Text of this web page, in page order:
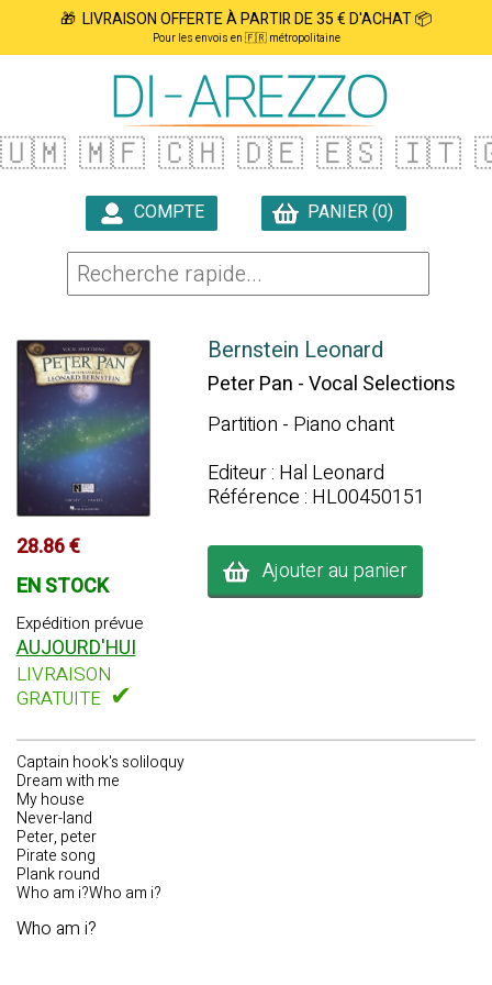
🎁 LIVRAISON OFFERTE À PARTIR DE 35 € D'ACHAT 📦
Pour les envois en 🇫🇷 métropolitaine
🇺🇲 🇲🇫 🇨🇭 🇩🇪 🇪🇸 🇮🇹
COMPTE
PANIER (0)
28.86 €
EN STOCK
Expédition prévue
AUJOURD'HUI
LIVRAISON
GRATUITE ✔
Bernstein Leonard
Peter Pan - Vocal Selections
Partition - Piano chant
Editeur : Hal Leonard
Référence : HL00450151
Ajouter au panier
Captain hook's soliloquy
Dream with me
My house
Never-land
Peter, peter
Pirate song
Plank round
Who am i?Who am i?
Who am i?